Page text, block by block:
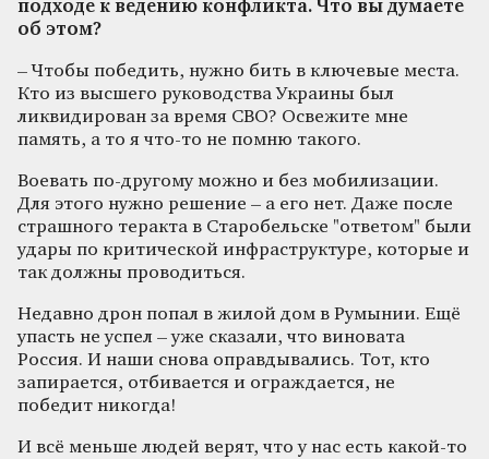
подходе к ведению конфликта. Что вы думаете
об этом?
– Чтобы победить, нужно бить в ключевые места.
Кто из высшего руководства Украины был
ликвидирован за время СВО? Освежите мне
память, а то я что-то не помню такого.
Воевать по-другому можно и без мобилизации.
Для этого нужно решение – а его нет. Даже после
страшного теракта в Старобельске "ответом" были
удары по критической инфраструктуре, которые и
так должны проводиться.
Недавно дрон попал в жилой дом в Румынии. Ещё
упасть не успел – уже сказали, что виновата
Россия. И наши снова оправдывались. Тот, кто
запирается, отбивается и ограждается, не
победит никогда!
И всё меньше людей верят, что у нас есть какой-то